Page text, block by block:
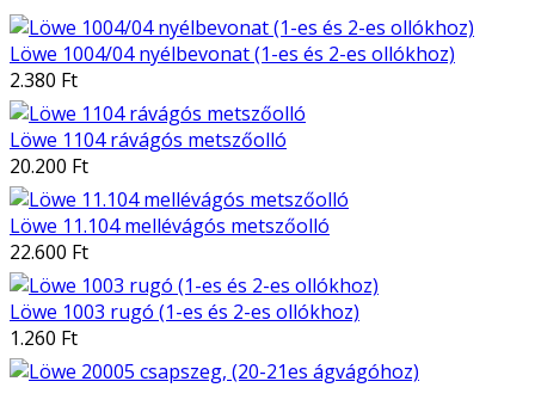
Löwe 1004/04 nyélbevonat (1-es és 2-es ollókhoz)
2.380 Ft
Löwe 1104 rávágós metszőolló
20.200 Ft
Löwe 11.104 mellévágós metszőolló
22.600 Ft
Löwe 1003 rugó (1-es és 2-es ollókhoz)
1.260 Ft